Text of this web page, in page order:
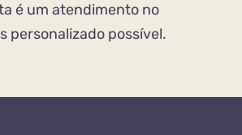
é um atendimento no
personalizado possível.